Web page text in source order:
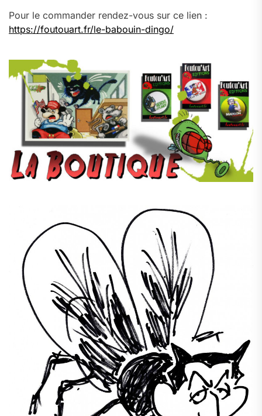
Pour le commander rendez-vous sur ce lien :
https://foutouart.fr/le-babouin-dingo/